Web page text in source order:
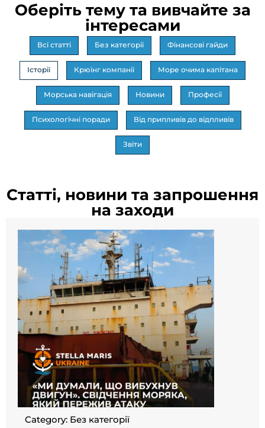
Оберіть тему та вивчайте за
інтересами
Всі статті Без категорії Фінансові гайди
Історії Крюїнг компанії Море очима капітана
Морська навігація Новини Професії
Психологічні поради Від припливів до відпливів
Звіти
Статті, новини та запрошення
на заходи
Category: Без категорії